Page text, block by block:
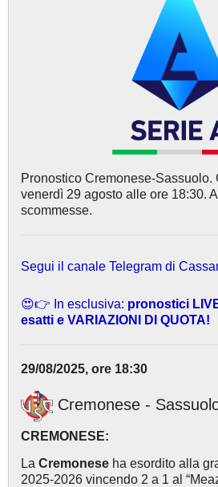
Pronostico Cremonese-Sassuolo.
venerdì 29 agosto alle ore 18:30.
scommesse.
Segui il canale Telegram di
😍👉 In esclusiva: pronostici
esatti e VARIAZIONI DI QUOTA!
29/08/2025, ore 18:30
Cremonese -
CREMONESE:
La Cremonese ha esordito alla
2025-2026 vincendo 2 a 1 al